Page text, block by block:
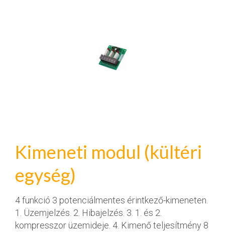
Kimeneti modul (kültéri
egység)
4 funkció 3 potenciálmentes érintkező-kimeneten.
1. Üzemjelzés. 2. Hibajelzés. 3. 1. és 2.
kompresszor üzemideje. 4. Kimenő teljesítmény 8